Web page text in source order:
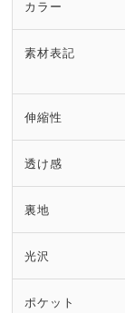
カラー
素材表記
伸縮性
透け感
裏地
光沢
ポケット